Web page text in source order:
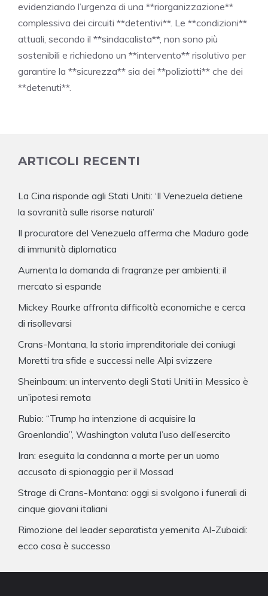
evidenziando l’urgenza di una **riorganizzazione**
complessiva dei circuiti **detentivi**. Le **condizioni**
attuali, secondo il **sindacalista**, non sono più
sostenibili e richiedono un **intervento** risolutivo per
garantire la **sicurezza** sia dei **poliziotti** che dei
**detenuti**.
ARTICOLI RECENTI
La Cina risponde agli Stati Uniti: ‘Il Venezuela detiene
la sovranità sulle risorse naturali’
Il procuratore del Venezuela afferma che Maduro gode
di immunità diplomatica
Aumenta la domanda di fragranze per ambienti: il
mercato si espande
Mickey Rourke affronta difficoltà economiche e cerca
di risollevarsi
Crans-Montana, la storia imprenditoriale dei coniugi
Moretti tra sfide e successi nelle Alpi svizzere
Sheinbaum: un intervento degli Stati Uniti in Messico è
un’ipotesi remota
Rubio: “Trump ha intenzione di acquisire la
Groenlandia”, Washington valuta l’uso dell’esercito
Iran: eseguita la condanna a morte per un uomo
accusato di spionaggio per il Mossad
Strage di Crans-Montana: oggi si svolgono i funerali di
cinque giovani italiani
Rimozione del leader separatista yemenita Al-Zubaidi:
ecco cosa è successo